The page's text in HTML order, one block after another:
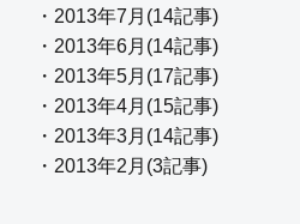
・2013年7月(14記事)
・2013年6月(14記事)
・2013年5月(17記事)
・2013年4月(15記事)
・2013年3月(14記事)
・2013年2月(3記事)